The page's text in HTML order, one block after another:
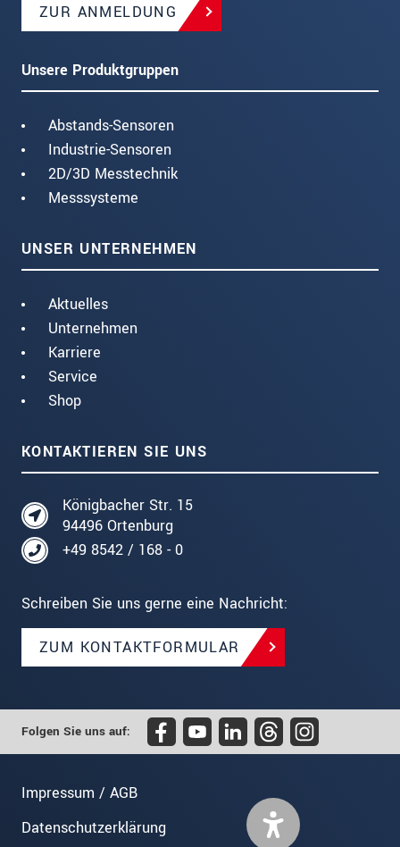
ZUR ANMELDUNG
Unsere Produktgruppen
Abstands-Sensoren
Industrie-Sensoren
2D/3D Messtechnik
Messsysteme
UNSER UNTERNEHMEN
Aktuelles
Unternehmen
Karriere
Service
Shop
KONTAKTIEREN SIE UNS
Königbacher Str. 15
94496 Ortenburg
+49 8542 / 168 - 0
Schreiben Sie uns gerne eine Nachricht:
ZUM KONTAKTFORMULAR
Folgen Sie uns auf:
Impressum / AGB
Datenschutzerklärung